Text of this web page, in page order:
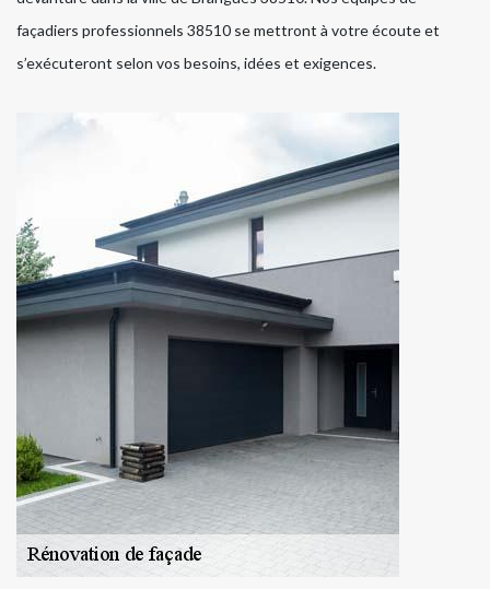
façadiers professionnels 38510 se mettront à votre écoute et
s’exécuteront selon vos besoins, idées et exigences.